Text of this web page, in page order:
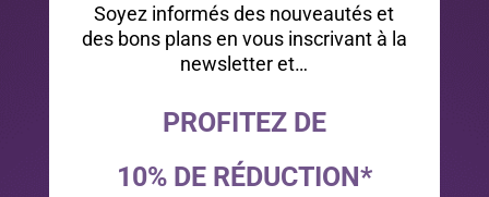
Soyez informés des nouveautés et
des bons plans en vous inscrivant à la
newsletter et…
PROFITEZ DE
10% DE RÉDUCTION*